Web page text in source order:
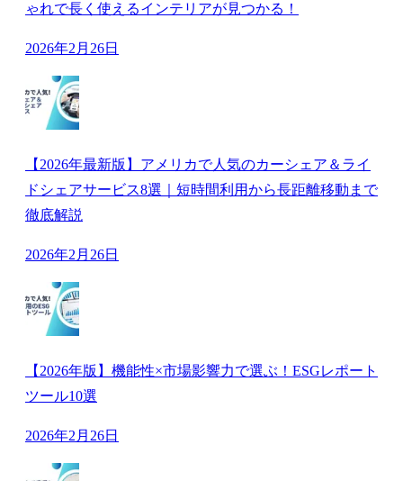
ゃれで長く使えるインテリアが見つかる！
2026年2月26日
【2026年最新版】アメリカで人気のカーシェア＆ライ
ドシェアサービス8選｜短時間利用から長距離移動まで
徹底解説
2026年2月26日
【2026年版】機能性×市場影響力で選ぶ！ESGレポート
ツール10選
2026年2月26日